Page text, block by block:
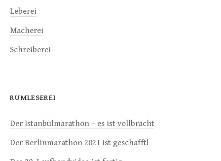
Leberei
Macherei
Schreiberei
RUMLESEREI
Der Istanbulmarathon – es ist vollbracht
Der Berlinmarathon 2021 ist geschafft!